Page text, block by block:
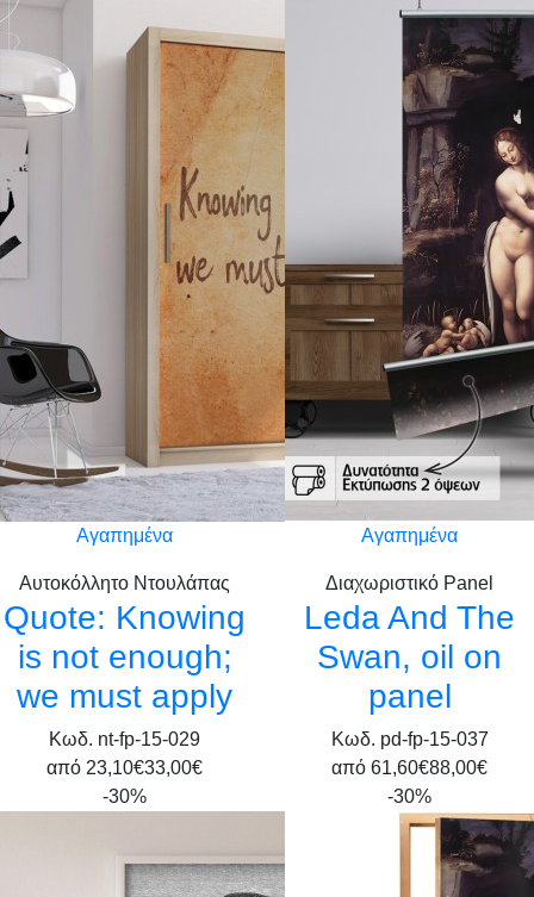
Αγαπημένα
Αυτοκόλλητο Ντουλάπας
Quote: Knowing
is not enough;
we must apply
Κωδ. nt-fp-15-029
από 23,10€33,00€
Αγαπημένα
Διαχωριστικό Panel
Leda And The
Swan, oil on
panel
Κωδ. pd-fp-15-037
από 61,60€88,00€
-30%
-30%